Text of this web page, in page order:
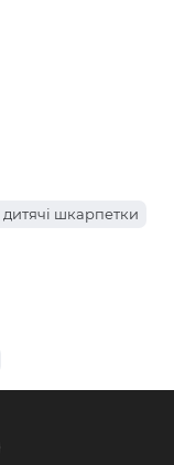
дитячі шкарпетки